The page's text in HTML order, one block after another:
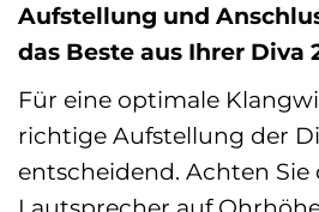
Aufstellung und
das Beste aus Ihrer Diva
Für eine optimale
richtige Aufstellung der
entscheidend. Achten Sie